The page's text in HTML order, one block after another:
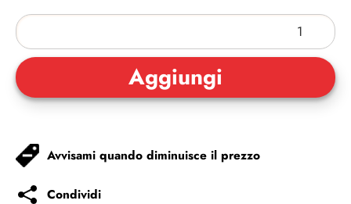
Avvisami quando diminuisce il prezzo
Condividi